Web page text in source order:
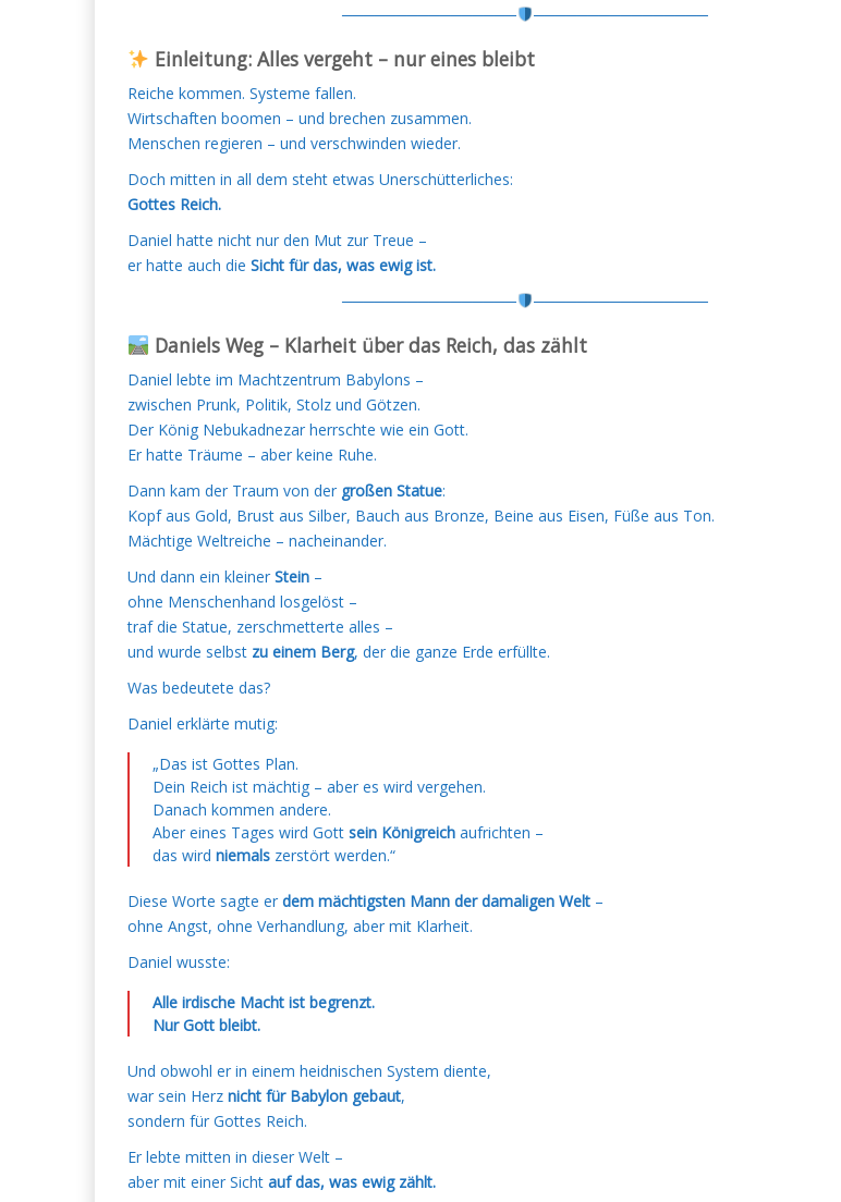
──────────────── ────────────────
Einleitung: Alles vergeht – nur eines bleibt
Reiche kommen. Systeme fallen.
Wirtschaften boomen – und brechen zusammen.
Menschen regieren – und verschwinden wieder.
Doch mitten in all dem steht etwas Unerschütterliches:
Gottes Reich.
Daniel hatte nicht nur den Mut zur Treue –
er hatte auch die Sicht für das, was ewig ist.
────────────────
────────────────
Daniels Weg – Klarheit über das Reich, das zählt
Daniel lebte im Machtzentrum Babylons –
zwischen Prunk, Politik, Stolz und Götzen.
Der König Nebukadnezar herrschte wie ein Gott.
Er hatte Träume – aber keine Ruhe.
Dann kam der Traum von der großen Statue:
Kopf aus Gold, Brust aus Silber, Bauch aus Bronze, Beine aus Eisen, Füße aus Ton.
Mächtige Weltreiche – nacheinander.
Und dann ein kleiner Stein –
ohne Menschenhand losgelöst –
traf die Statue, zerschmetterte alles –
und wurde selbst zu einem Berg, der die ganze Erde erfüllte.
Was bedeutete das?
Daniel erklärte mutig:
„Das ist Gottes Plan.
Dein Reich ist mächtig – aber es wird vergehen.
Danach kommen andere.
Aber eines Tages wird Gott sein Königreich aufrichten –
das wird niemals zerstört werden.“
Diese Worte sagte er dem mächtigsten Mann der damaligen Welt –
ohne Angst, ohne Verhandlung, aber mit Klarheit.
Daniel wusste:
Alle irdische Macht ist begrenzt.
Nur Gott bleibt.
Und obwohl er in einem heidnischen System diente,
war sein Herz nicht für Babylon gebaut,
sondern für Gottes Reich.
Er lebte mitten in dieser Welt –
aber mit einer Sicht auf das, was ewig zählt.